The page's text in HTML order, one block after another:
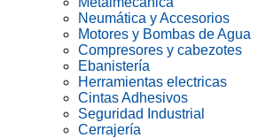
Neumática y Accesorios
Motores y Bombas de Agua
Compresores y cabezotes
Ebanistería
Herramientas electricas
Cintas Adhesivos
Seguridad Industrial
Cerrajería